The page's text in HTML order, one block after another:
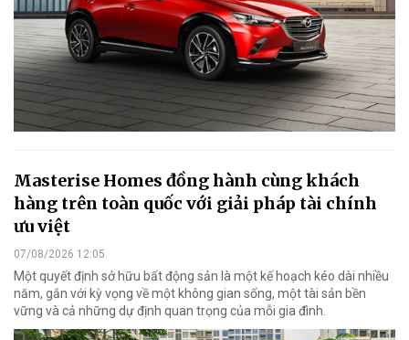
Masterise Homes đồng hành cùng khách
hàng trên toàn quốc với giải pháp tài chính
ưu việt
07/08/2026 12:05
Một quyết định sở hữu bất động sản là một kế hoạch kéo dài nhiều
năm, gắn với kỳ vọng về một không gian sống, một tài sản bền
vững và cả những dự định quan trọng của mỗi gia đình.